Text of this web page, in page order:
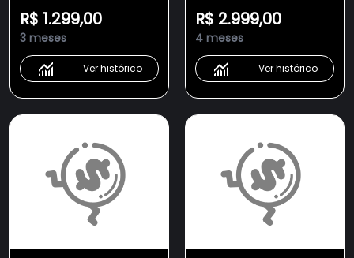
Ferro Fundido (FC4GB)
R$ 1.299,00
3 meses
Ver histórico
R$ 2.999,00
4 meses
Ver histórico